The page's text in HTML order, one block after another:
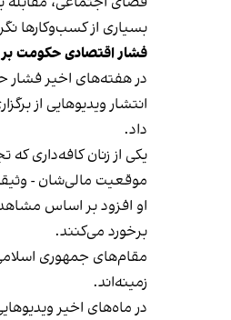
بسیاری از کسب‌وکارها
فشار اقتصادی حکومت بر
در هفته‌های اخیر فشار
انتشار ویدیوهایی از
داد.
یکی از زنان کافه‌داری
موقعیت مالی‌شان - وثیقه
او افزود بر اساس
برخورد می‌کنند.
مقام‌های جمهوری
زمینه‌اند.
در ماه‌های اخیر